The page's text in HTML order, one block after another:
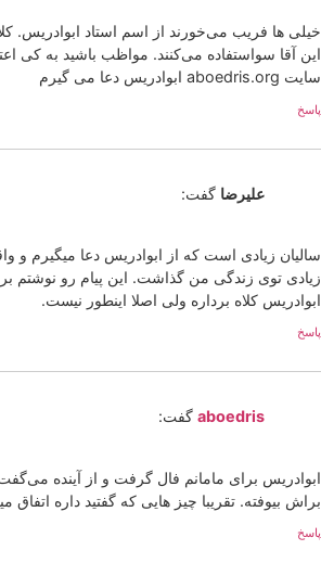
خیلی ها فریب می‌خورند از اسم استاد ابوادریس.
این آقا سواستفاده می‌کنند. مواظب باشید به کی
سایت aboedris.org ابوادریس دعا می‌ گیرم
پاسخ
علیرضا گفت:
سالیان زیادی است که از ابوادریس دعا میگیرم و
زیادی توی زندگی من گذاشت. این پیام رو نوشتم
ابوادریس کلاه برداره ولی اصلا اینطور نیست.
پاسخ
aboedris گفت:
ابوادریس برای مامانم فال گرفت و از آینده
براش بیوفته. تقریبا چیز هایی که گفتید داره اتفاق
پاسخ